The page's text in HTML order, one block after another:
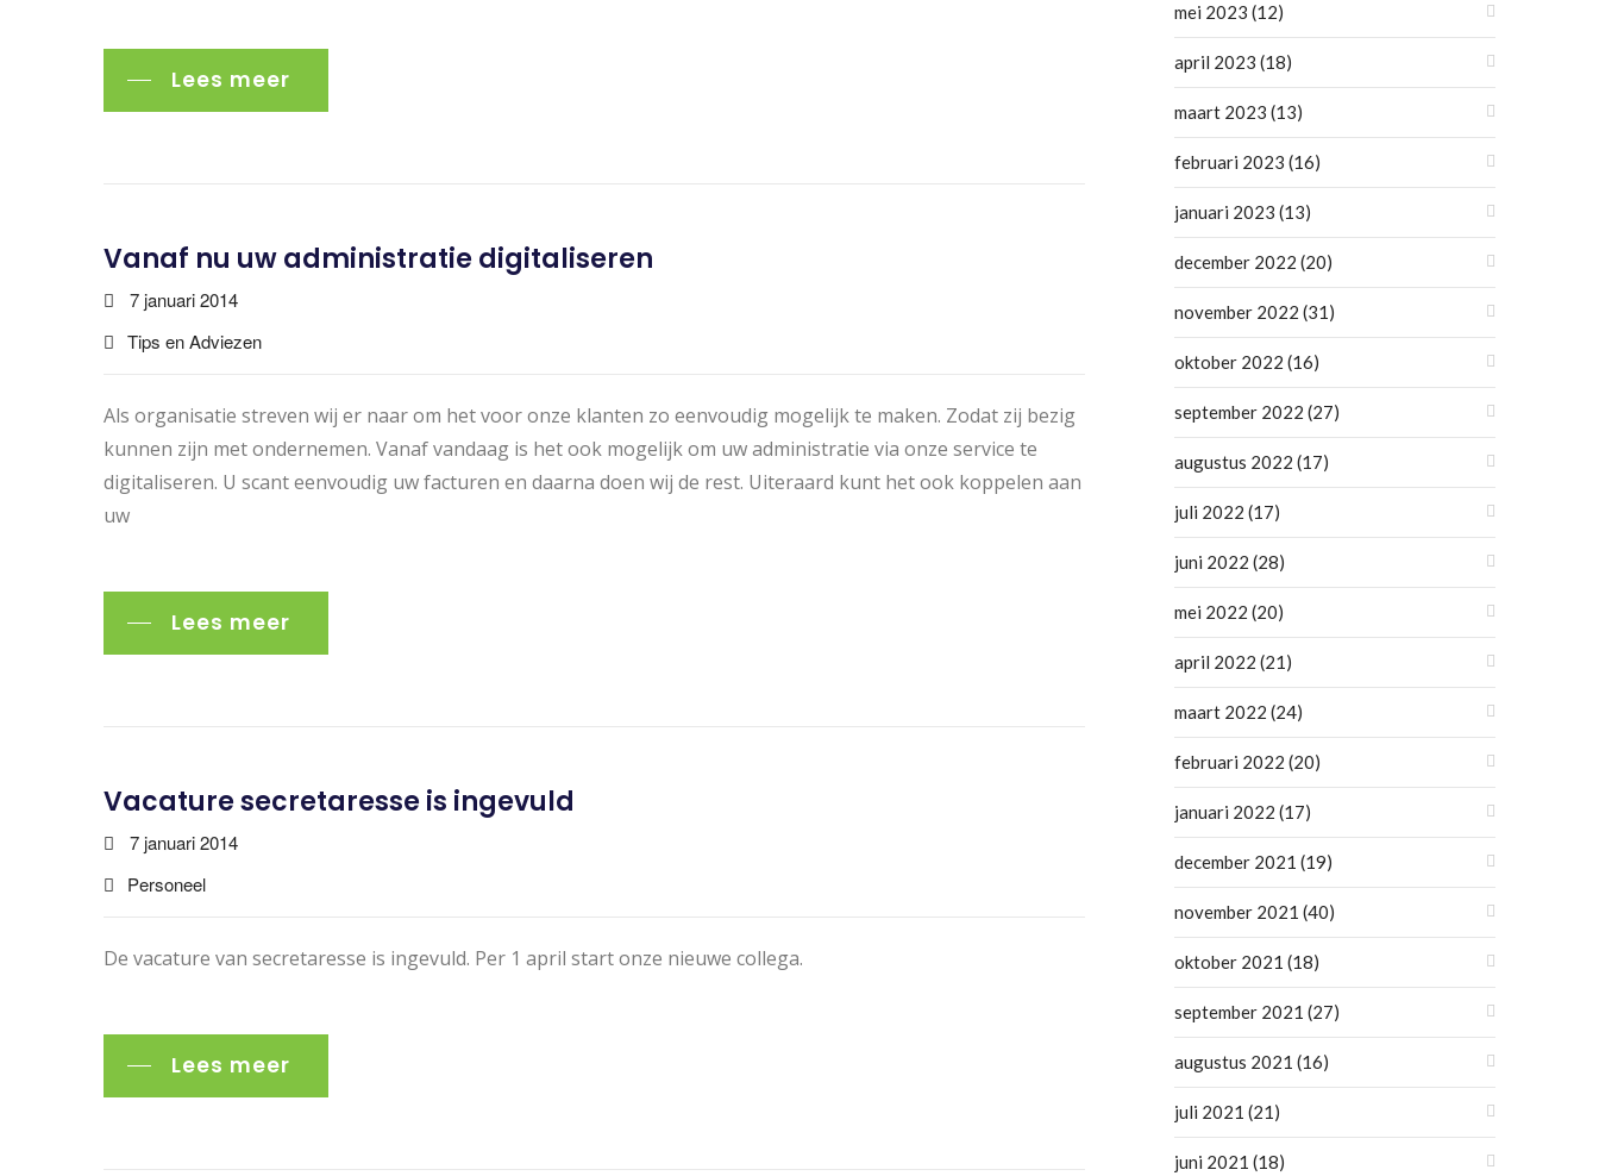
Lees meer
Vanaf nu uw administratie digitaliseren
7 januari 2014
Tips en Adviezen
Als organisatie streven wij er naar om het voor onze klanten zo eenvoudig mogelijk te maken. Zodat zij bezig
kunnen zijn met ondernemen. Vanaf vandaag is het ook mogelijk om uw administratie via onze service te
digitaliseren. U scant eenvoudig uw facturen en daarna doen wij de rest. Uiteraard kunt het ook koppelen aan
uw
Lees meer
Vacature secretaresse is ingevuld
7 januari 2014
Personeel
De vacature van secretaresse is ingevuld. Per 1 april start onze nieuwe collega.
Lees meer
mei 2023 (12)
april 2023 (18)
maart 2023 (13)
februari 2023 (16)
januari 2023 (13)
december 2022 (20)
november 2022 (31)
oktober 2022 (16)
september 2022 (27)
augustus 2022 (17)
juli 2022 (17)
juni 2022 (28)
mei 2022 (20)
april 2022 (21)
maart 2022 (24)
februari 2022 (20)
januari 2022 (17)
december 2021 (19)
november 2021 (40)
oktober 2021 (18)
september 2021 (27)
augustus 2021 (16)
juli 2021 (21)
juni 2021 (18)